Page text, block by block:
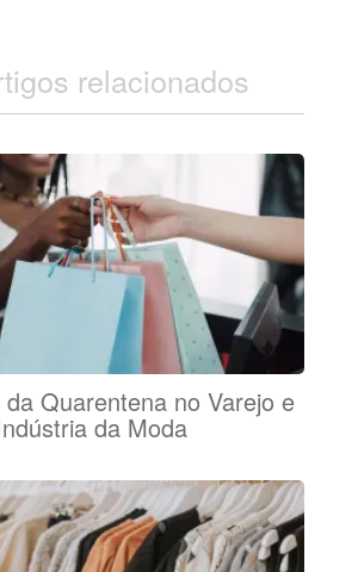
relacionados
Quarentena no Varejo e
da Moda